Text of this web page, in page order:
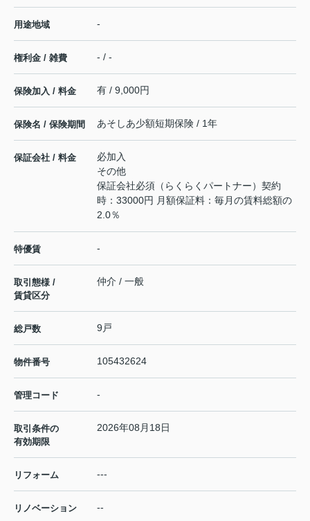
用途地域 -
権利金 / 雑費 - / -
保険加入 / 料金 有 / 9,000円
保険名 / 保険期間 あそしあ少額短期保険 / 1年
保証会社 / 料金
必加入
その他
保証会社必須（らくらくパートナー）契約
時：33000円 月額保証料：毎月の賃料総額の
2.0％
特優賃 -
取引態様 /
賃貸区分
仲介 / 一般
総戸数 9戸
物件番号 105432624
管理コード -
取引条件の
有効期限
2026年08月18日
リフォーム ---
リノベーション --